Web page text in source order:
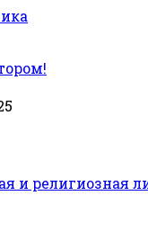
и религиозная